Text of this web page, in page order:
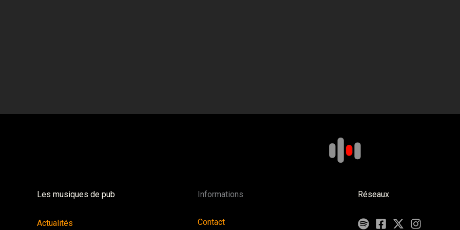
Les musiques de pub
Actualités
Informations
Contact
Réseaux